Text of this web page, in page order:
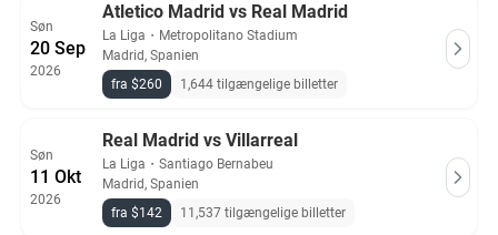
Søn
20 Sep
2026
Atletico Madrid vs Real Madrid
La Liga ・ Metropolitano Stadium
Madrid, Spanien
fra $260
1,644 tilgængelige billetter
Søn
11 Okt
2026
Real Madrid vs Villarreal
La Liga ・ Santiago Bernabeu
Madrid, Spanien
fra $142
11,537 tilgængelige billetter